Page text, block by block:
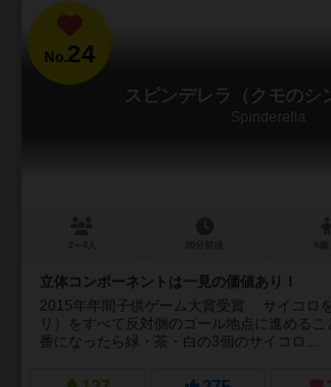
No.24
スピンデレラ（クモのシ
Spinderella
立体コンポーネントは一見の価値あり！
2015年年間子供ゲーム大賞受賞 サイコロ
リ）をすべて反対側のゴール地点に進める
番になったら緑・茶・白の3個のサイコロ...